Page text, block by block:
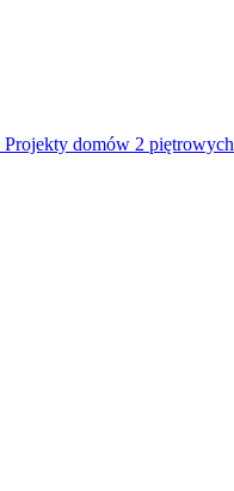
Projekty domów 2 piętrowych